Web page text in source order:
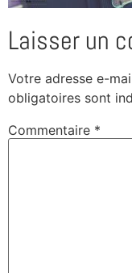
Laisser un
Votre adresse e-
obligatoires sont
Commentaire *